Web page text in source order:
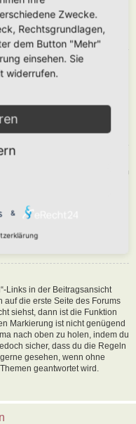
um diesen zu melden.
Schreiben eines Beitrags?
und zu einem
Den gesicherten Beitrag
verwalten“ in deinem
dass in dem Forum, in dem
geprüft werden müssen. Es
einer Gruppe von Benutzern
begutachten möchte, bevor sie
die Board-Administration, wenn
Links in der Beitragsansicht
auf die erste Seite des Forums
siehst, dann ist die Funktion
Markierung ist nicht genügend
nach oben zu holen, indem du
sicher, dass du die Regeln
gesehen, wenn ohne
geantwortet wird.
Zwecke.
Rechtsgrundlagen,
dem Button "Mehr"
einsehen. Sie
widerrufen.
&